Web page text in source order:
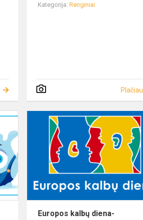
Kategorija:Renginiai
Plačiau
Europos kalbų diena-